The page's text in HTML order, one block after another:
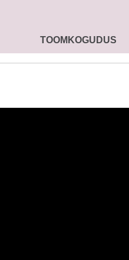
SEENIORIDTOOMKOGUDUS